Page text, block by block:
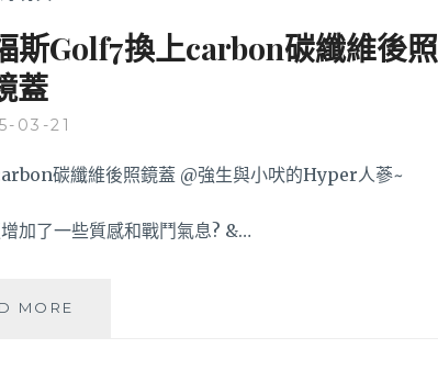
斯Golf7換上carbon碳纖維後照
蓋
03-21
加了一些質感和戰鬥氣息? &…
MORE